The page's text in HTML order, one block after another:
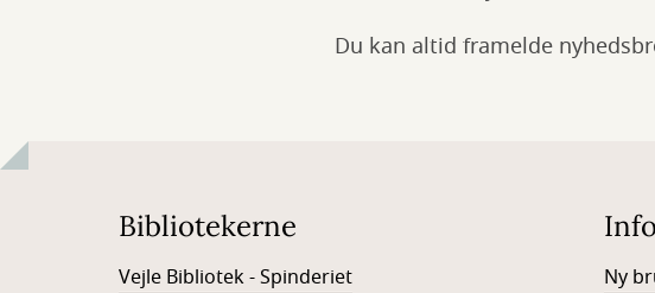
Du kan altid framelde
Bibliotekerne
Vejle Bibliotek - Spinderiet
Info
Ny